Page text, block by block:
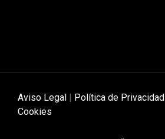
Aviso Legal | Política de Privacidad
Cookies